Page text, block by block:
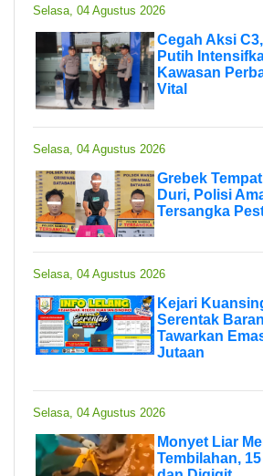
Selasa, 04 Agustus 2026
Cegah Aksi
Putih
Kawasan
Vital
Selasa, 04 Agustus 2026
Grebek
Duri, Polisi
Tersangka
Selasa, 04 Agustus 2026
Kejari
Serentak
Tawarkan
Jutaan
Selasa, 04 Agustus 2026
Monyet Liar
Tembilahan,